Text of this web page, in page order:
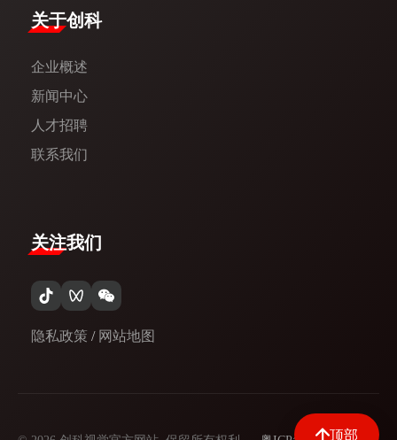
顶部
​关于创科​
企业概述
新闻中心​
人才招聘
联系我们
关注我们
隐私政策 / 网站地图